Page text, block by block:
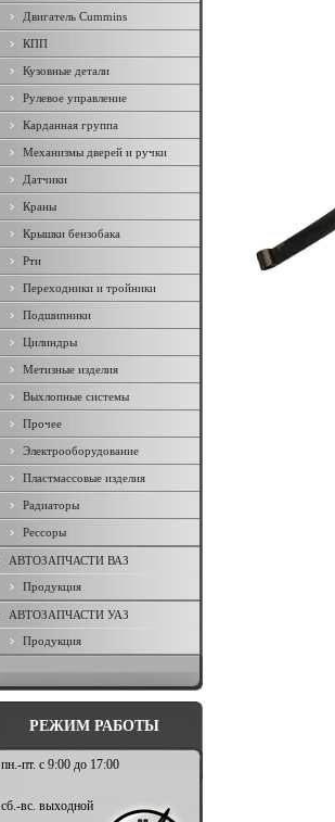
Двигатель Cummins
КПП
Кузовные детали
Рулевое управление
Карданная группа
Механизмы дверей и ручки
Датчики
Краны
Крышки бензобака
Рти
Переходники и тройники
Подшипники
Цилиндры
Метизные изделия
Выхлопные системы
Прочее
Электрооборудование
Пластмассовые изделия
Радиаторы
Рессоры
АВТОЗАПЧАСТИ ВАЗ
Продукция
АВТОЗАПЧАСТИ УАЗ
Продукция
РЕЖИМ РАБОТЫ
пн.-пт. с 9:00 до 17:00
сб.-вс. выходной